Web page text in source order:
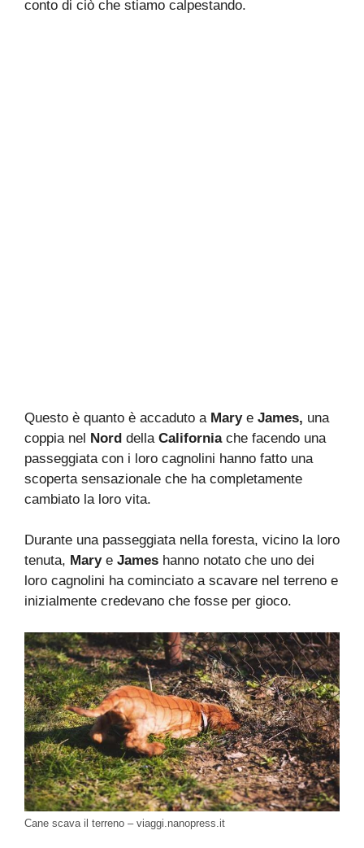
conto di ciò che stiamo calpestando.
Questo è quanto è accaduto a Marye James, una
coppia nel Nord della Californiache facendo una
passeggiata con i loro cagnolini hanno fatto una
scoperta sensazionale che ha completamente
cambiato la loro vita.
Durante una passeggiata nella foresta, vicino la loro
tenuta, Marye James hanno notato che uno dei
loro cagnolini ha cominciato a scavare nel terreno e
inizialmente credevano che fosse per gioco.
Cane scava il terreno – viaggi.nanopress.it